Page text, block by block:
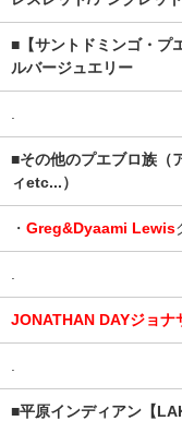
■【サントドミンゴ・プ
ルバージュエリー
■その他のプエブロ族（
ィetc...）
・ Greg&Dyaami Lewis
JONATHAN DAYジョナ
■平原インディアン【